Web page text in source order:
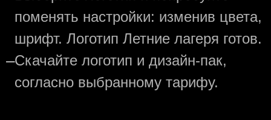
поменять настройки: изменив цвета,
шрифт. Логотип Летние лагеря готов.
—Скачайте логотип и дизайн-пак,
согласно выбранному тарифу.